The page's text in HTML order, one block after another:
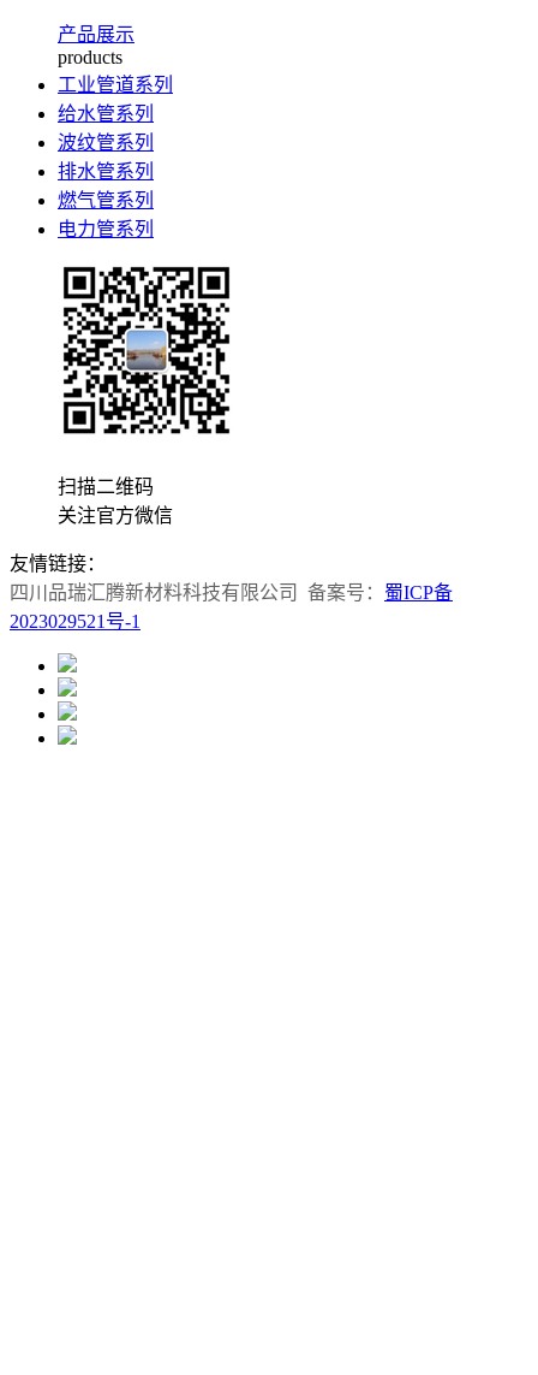
产品展示
products
工业管道系列
给水管系列
波纹管系列
排水管系列
燃气管系列
电力管系列
扫描二维码
关注官方微信
友情链接：
四川品瑞汇腾新材料科技有限公司 备案号： 蜀ICP备
2023029521号-1